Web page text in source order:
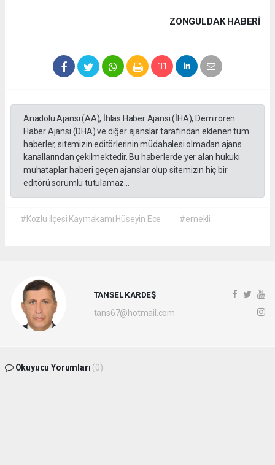
ZONGULDAK HABERİ
Anadolu Ajansı (AA), İhlas Haber Ajansı (İHA), Demirören
Haber Ajansı (DHA) ve diğer ajanslar tarafından eklenen tüm
haberler, sitemizin editörlerinin müdahalesi olmadan ajans
kanallarından çekilmektedir. Bu haberlerde yer alan hukuki
muhataplar haberi geçen ajanslar olup sitemizin hiç bir
editörü sorumlu tutulamaz...
#Kozlu ilçesi Kaymakamı Hüseyin Ece #emekli
TANSEL KARDEŞ
tans67@hotmail.com
Okuyucu Yorumları (0)